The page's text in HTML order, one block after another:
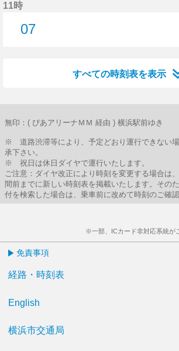
11時
07
すべての時刻表を表示
無印：( ぴあアリーナＭＭ 経由 ) 横浜駅前ゆき
※ 道路渋滞等により、予定どおり運行できない
承下さい。
※ 祝日は休日ダイヤで運行いたします。
ご注意：ダイヤ改正により時刻を変更する場合は
間前までに新しい時刻表を掲載いたします。その
付を検索した場合は、乗車前に改めて時刻のご確
※一部、ICカード非対応系統が
免責事項
経路・時刻表
English
横浜市交通局